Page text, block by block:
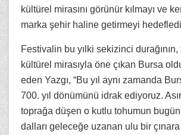
kültürel mirasını görünür kılmayı ve
marka şehir haline getirmeyi
Festivalin bu yılki sekizinci
kültürel mirasıyla öne çıkan Bursa
eden Yazgı, “Bu yıl aynı zamanda
700. yıl dönümünü idrak ediyoruz.
toprağa düşen o kutlu tohumun
dalları geleceğe uzanan ulu bir